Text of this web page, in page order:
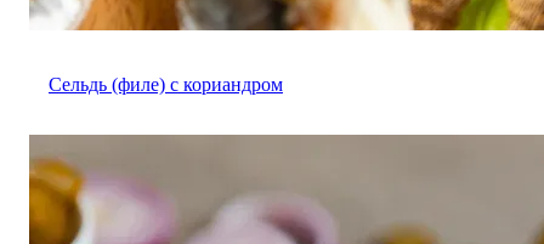
Сельдь (филе) с кориандром